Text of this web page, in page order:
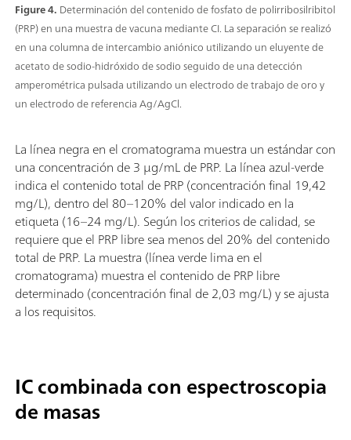
Figure 4. Determinación del contenido de fosfato de polirribosilribitol
(PRP) en una muestra de vacuna mediante CI. La separación se realizó
en una columna de intercambio aniónico utilizando un eluyente de
acetato de sodio-hidróxido de sodio seguido de una detección
amperométrica pulsada utilizando un electrodo de trabajo de oro y
un electrodo de referencia Ag/AgCl.
La línea negra en el cromatograma muestra un estándar con
una concentración de 3 µg/mL de PRP. La línea azul-verde
indica el contenido total de PRP (concentración final 19,42
mg/L), dentro del 80–120% del valor indicado en la
etiqueta (16–24 mg/L). Según los criterios de calidad, se
requiere que el PRP libre sea menos del 20% del contenido
total de PRP. La muestra (línea verde lima en el
cromatograma) muestra el contenido de PRP libre
determinado (concentración final de 2,03 mg/L) y se ajusta
a los requisitos.
IC combinada con espectroscopia
de masas